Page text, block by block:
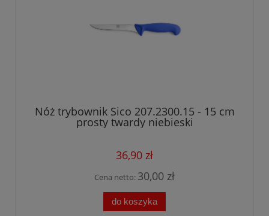
Nóż trybownik Sico 207.2300.15 - 15 cm
prosty twardy niebieski
36,90 zł
Cena netto: 30,00 zł
do koszyka